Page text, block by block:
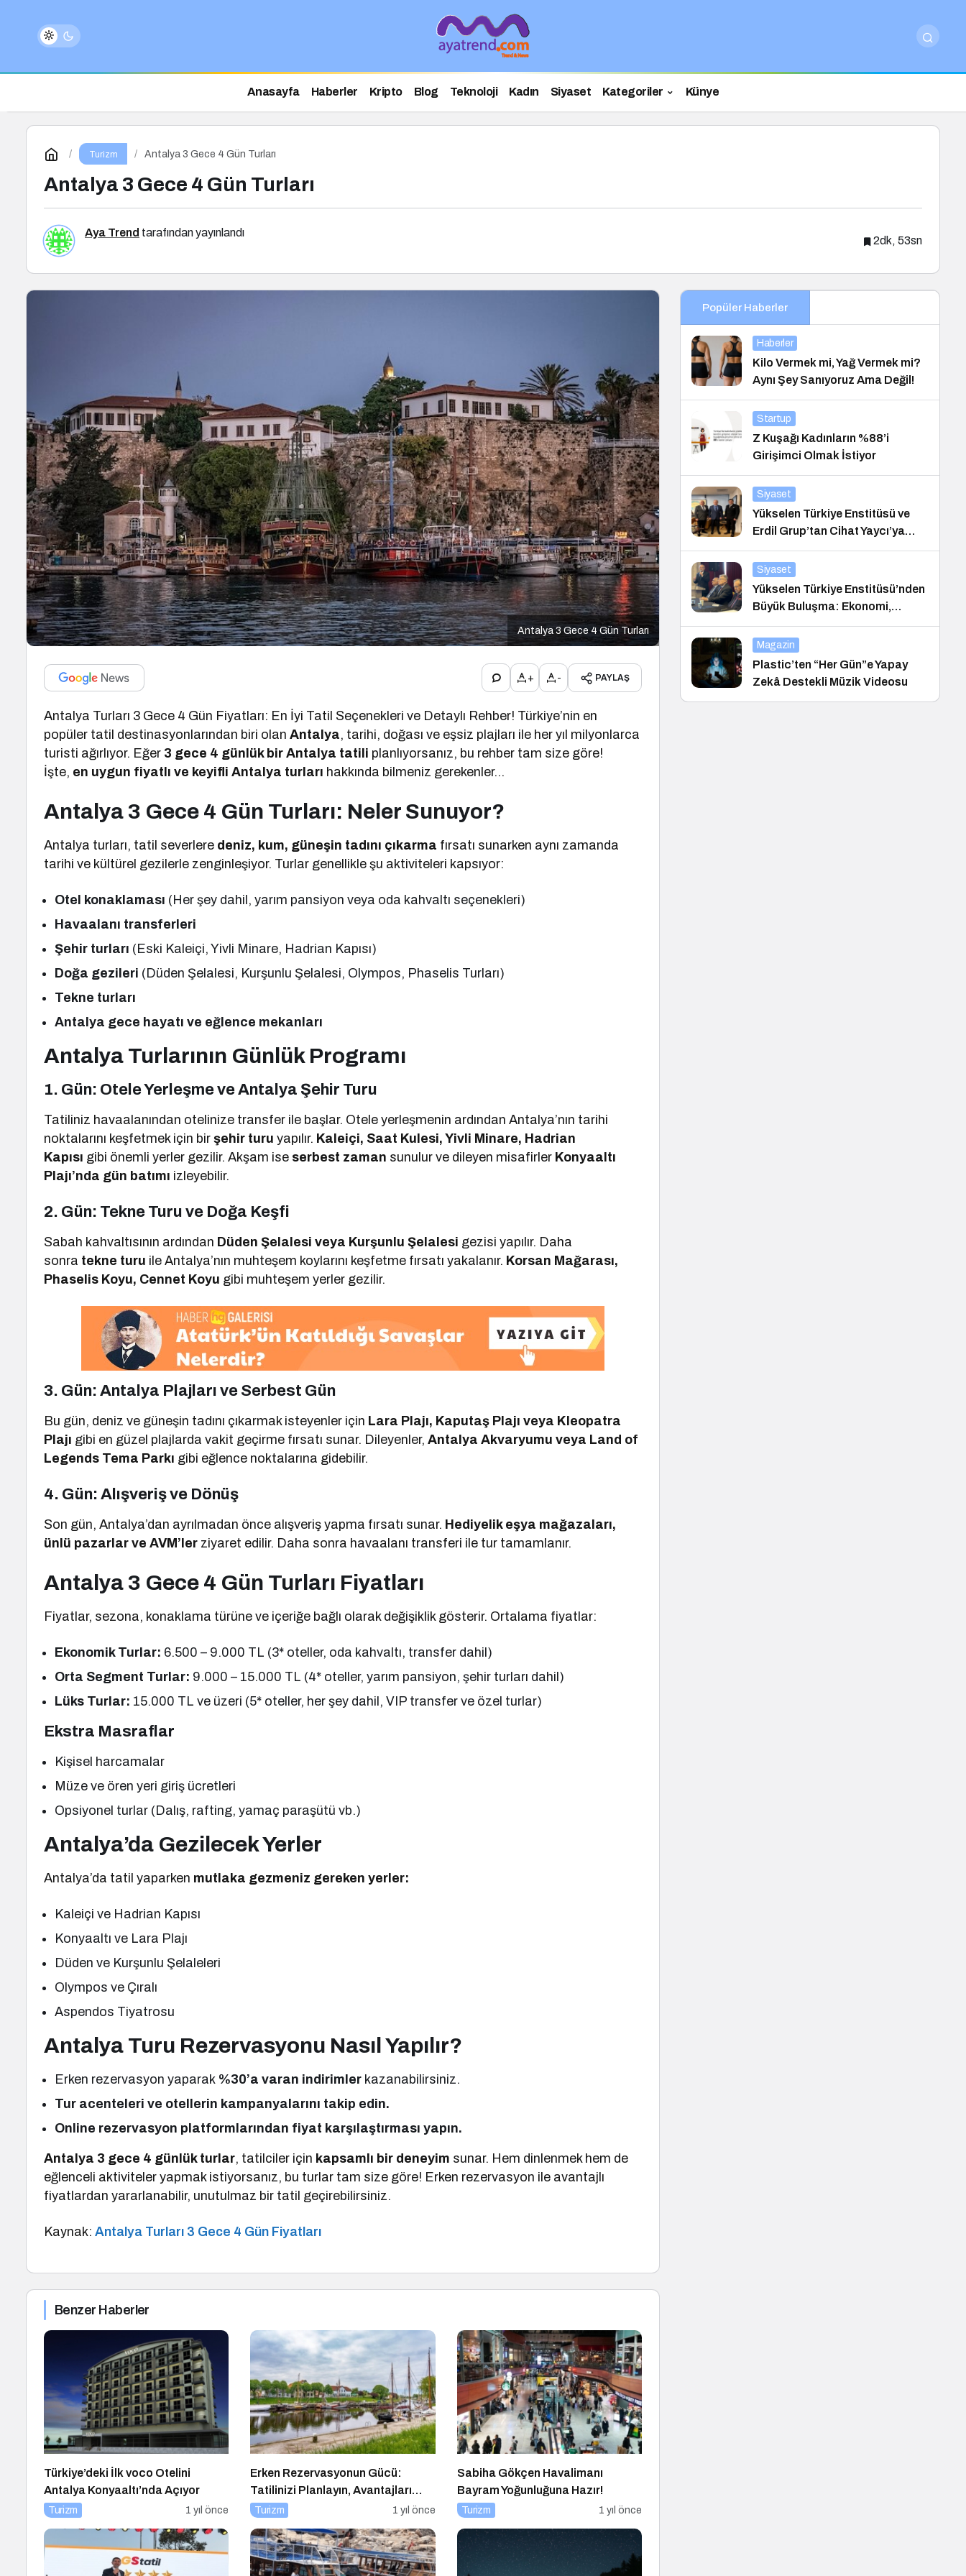
Anasayfa Haberler Kripto Blog Teknoloji Kadın Siyaset Kategoriler Künye
Turizm Antalya 3 Gece 4 Gün Turları
Antalya 3 Gece 4 Gün Turları
Aya Trend tarafından yayınlandı
2dk, 53sn
Antalya 3 Gece 4 Gün Turları
+ - PAYLAŞ
Antalya Turları 3 Gece 4 Gün Fiyatları: En İyi Tatil Seçenekleri ve Detaylı Rehber! Türkiye’nin en
popüler tatil destinasyonlarından biri olanAntalya, tarihi, doğası ve eşsiz plajları ile her yıl milyonlarca
turisti ağırlıyor. Eğer 3 gece 4 günlük bir Antalya tatili planlıyorsanız, bu rehber tam size göre!
İşte, en uygun fiyatlı ve keyifli Antalya turları hakkında bilmeniz gerekenler…
Antalya 3 Gece 4 Gün Turları: Neler Sunuyor?
Antalya turları, tatil severlere deniz, kum, güneşin tadını çıkarma fırsatı sunarken aynı zamanda
tarihi ve kültürel gezilerle zenginleşiyor. Turlar genellikle şu aktiviteleri kapsıyor:
Otel konaklaması (Her şey dahil, yarım pansiyon veya oda kahvaltı seçenekleri)
Havaalanı transferleri
Şehir turları (Eski Kaleiçi, Yivli Minare, Hadrian Kapısı)
Doğa gezileri (Düden Şelalesi, Kurşunlu Şelalesi, Olympos, Phaselis Turları)
Tekne turları
Antalya gece hayatı ve eğlence mekanları
Antalya Turlarının Günlük Programı
1. Gün: Otele Yerleşme ve Antalya Şehir Turu
Tatiliniz havaalanından otelinize transfer ile başlar. Otele yerleşmenin ardından Antalya’nın tarihi
noktalarını keşfetmek için birşehir turu yapılır. Kaleiçi, Saat Kulesi, Yivli Minare, Hadrian
Kapısı gibi önemli yerler gezilir. Akşam ise serbest zaman sunulur ve dileyen misafirler Konyaaltı
Plajı’nda gün batımı izleyebilir.
2. Gün: Tekne Turu ve Doğa Keşfi
Sabah kahvaltısının ardından Düden Şelalesi veya Kurşunlu Şelalesi gezisi yapılır. Daha
sonra tekne turu ile Antalya’nın muhteşem koylarını keşfetme fırsatı yakalanır. Korsan Mağarası,
Phaselis Koyu, Cennet Koyu gibi muhteşem yerler gezilir.
3. Gün: Antalya Plajları ve Serbest Gün
Bu gün, deniz ve güneşin tadını çıkarmak isteyenler için Lara Plajı, Kaputaş Plajı veya Kleopatra
Plajı gibi en güzel plajlarda vakit geçirme fırsatı sunar. Dileyenler,Antalya Akvaryumu veya Land of
Legends Tema Parkı gibi eğlence noktalarına gidebilir.
4. Gün: Alışveriş ve Dönüş
Son gün, Antalya’dan ayrılmadan önce alışveriş yapma fırsatı sunar. Hediyelik eşya mağazaları,
ünlü pazarlar ve AVM’ler ziyaret edilir. Daha sonra havaalanı transferi ile tur tamamlanır.
Antalya 3 Gece 4 Gün Turları Fiyatları
Fiyatlar, sezona, konaklama türüne ve içeriğe bağlı olarak değişiklik gösterir. Ortalama fiyatlar:
Ekonomik Turlar: 6.500 – 9.000 TL (3* oteller, oda kahvaltı, transfer dahil)
Orta Segment Turlar: 9.000 – 15.000 TL (4* oteller, yarım pansiyon, şehir turları dahil)
Lüks Turlar: 15.000 TL ve üzeri (5* oteller, her şey dahil, VIP transfer ve özel turlar)
Ekstra Masraflar
Kişisel harcamalar
Müze ve ören yeri giriş ücretleri
Opsiyonel turlar (Dalış, rafting, yamaç paraşütü vb.)
Antalya’da Gezilecek Yerler
Antalya’da tatil yaparken mutlaka gezmeniz gereken yerler:
Kaleiçi ve Hadrian Kapısı
Konyaaltı ve Lara Plajı
Düden ve Kurşunlu Şelaleleri
Olympos ve Çıralı
Aspendos Tiyatrosu
Antalya Turu Rezervasyonu Nasıl Yapılır?
Erken rezervasyon yaparak %30’a varan indirimler kazanabilirsiniz.
Tur acenteleri ve otellerin kampanyalarını takip edin.
Online rezervasyon platformlarından fiyat karşılaştırması yapın.
Antalya 3 gece 4 günlük turlar, tatilciler için kapsamlı bir deneyim sunar. Hem dinlenmek hem de
eğlenceli aktiviteler yapmak istiyorsanız, bu turlar tam size göre! Erken rezervasyon ile avantajlı
fiyatlardan yararlanabilir, unutulmaz bir tatil geçirebilirsiniz.
Kaynak:Antalya Turları 3 Gece 4 Gün Fiyatları
Benzer Haberler
Türkiye’deki İlk voco Otelini
Antalya Konyaaltı’nda Açıyor
Turizm 1 yıl önce
Erken Rezervasyonun Gücü:
Tatilinizi Planlayın, Avantajları
Yakalayın!
Turizm 1 yıl önce
Sabiha Gökçen Havalimanı
Bayram Yoğunluğuna Hazır!
Turizm 1 yıl önce
Popüler Haberler
Haberler
Kilo Vermek mi, Yağ Vermek mi?
Aynı Şey Sanıyoruz Ama Değil!
Startup
Z Kuşağı Kadınların %88’i
Girişimci Olmak İstiyor
Siyaset
Yükselen Türkiye Enstitüsü ve
Erdil Grup’tan Cihat Yaycı’ya
Anlamlı Ziyaret
Siyaset
Yükselen Türkiye Enstitüsü’nden
Büyük Buluşma: Ekonomi,
Güvenlik Politikaları ve Hukuk
Konferansı
Magazin
Plastic’ten “Her Gün”e Yapay
Zekâ Destekli Müzik Videosu